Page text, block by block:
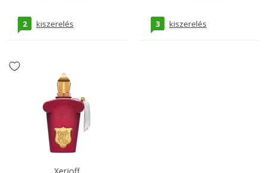
2 kiszerelés 3 kiszerelés